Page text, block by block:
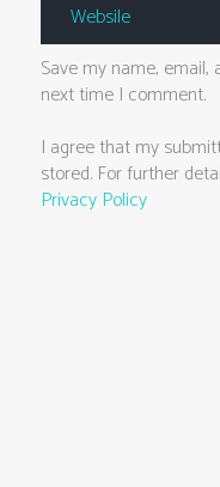
Save my name,
next time I comment.
I agree that my
stored. For further
Privacy Policy